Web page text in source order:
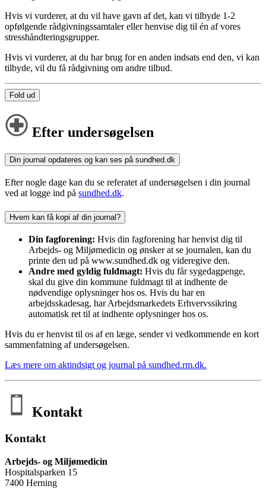
Hvis vi vurderer, at du vil have gavn af det, kan vi tilbyde 1-2
opfølgende rådgivningssamtaler eller henvise dig til én af vores
stresshåndteringsgrupper.
Hvis vi vurderer, at du har brug for en anden indsats end den, vi kan
tilbyde, vil du få rådgivning om andre tilbud.
Fold ud
Efter undersøgelsen
Din journal opdateres og kan ses på sundhed.dk
Efter nogle dage kan du se referatet af undersøgelsen i din journal
ved at logge ind på sundhed.dk.
Hvem kan få kopi af din journal?
Din fagforening: Hvis din fagforening har henvist dig til
Arbejds- og Miljømedicin og ønsker at se journalen, kan du
printe den ud på www.sundhed.dk og videregive den.
Andre med gyldig fuldmagt: Hvis du får sygedagpenge,
skal du give din kommune fuldmagt til at indhente de
nødvendige oplysninger hos os. Hvis du har en
arbejdsskadesag, har Arbejdsmarkedets Erhvervssikring
automatisk ret til at indhente oplysninger hos os.
Hvis du er henvist til os af en læge, sender vi vedkommende en kort
sammenfatning af undersøgelsen.
Læs mere om aktindsigt og journal på sundhed.rm.dk.
Kontakt
Kontakt
Arbejds- og Miljømedicin
Hospitalsparken 15
7400 Herning